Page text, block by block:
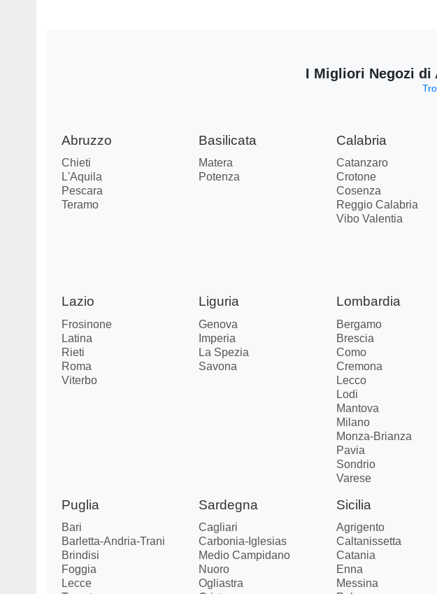
I Migliori Negozi di
Abruzzo
Chieti
L'Aquila
Pescara
Teramo
Basilicata
Matera
Potenza
Calabria
Catanzaro
Crotone
Cosenza
Reggio Calabria
Vibo Valentia
Lazio
Frosinone
Latina
Rieti
Roma
Viterbo
Liguria
Genova
Imperia
La Spezia
Savona
Lombardia
Bergamo
Brescia
Como
Cremona
Lecco
Lodi
Mantova
Milano
Monza-Brianza
Pavia
Sondrio
Varese
Puglia
Bari
Barletta-Andria-Trani
Brindisi
Foggia
Lecce
Sardegna
Cagliari
Carbonia-Iglesias
Medio Campidano
Nuoro
Ogliastra
Sicilia
Agrigento
Caltanissetta
Catania
Enna
Messina